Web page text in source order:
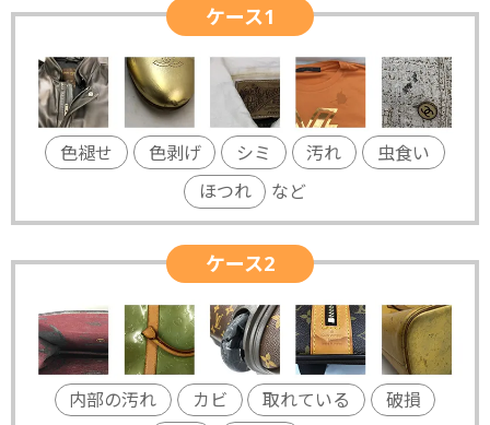
ケース1
色褪せ 色剥げ シミ 汚れ
虫食い
ほつれ
など
ケース2
内部の汚れ カビ 取れている
破損